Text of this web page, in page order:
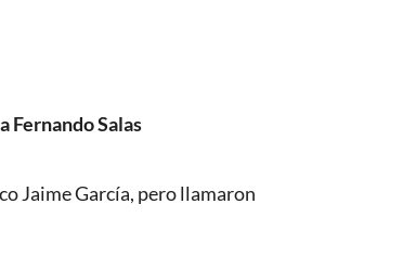
Fernando Salas
Jaime García, pero llamaron